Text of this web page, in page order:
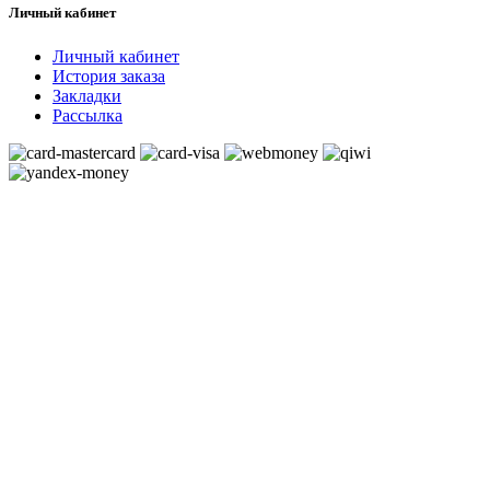
Личный кабинет
Личный кабинет
История заказа
Закладки
Рассылка